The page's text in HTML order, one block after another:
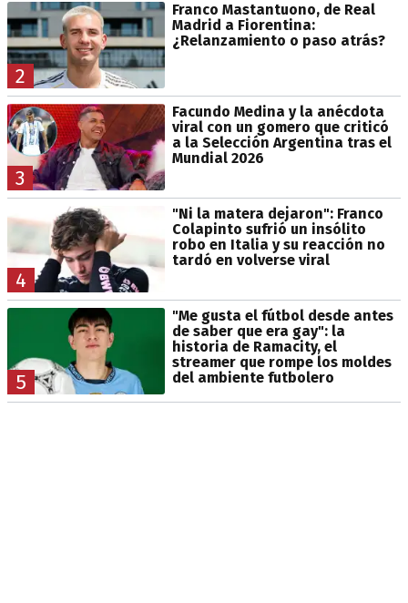
2
Franco Mastantuono, de Real
Madrid a Fiorentina:
¿Relanzamiento o paso atrás?
3
Facundo Medina y la anécdota
viral con un gomero que criticó
a la Selección Argentina tras el
Mundial 2026
4
"Ni la matera dejaron": Franco
Colapinto sufrió un insólito
robo en Italia y su reacción no
tardó en volverse viral
5
"Me gusta el fútbol desde antes
de saber que era gay": la
historia de Ramacity, el
streamer que rompe los moldes
del ambiente futbolero